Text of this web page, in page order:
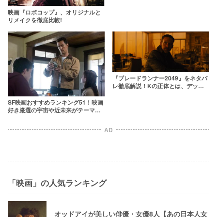
映画『ロボコップ』、オリジナルと
リメイクを徹底比較!
SF映画おすすめランキング51！映画
好き厳選の宇宙や近未来がテーマの
『ブレードランナー2049』をネタバ
レ徹底解説！Kの正体とは、デッカ
AD
「映画」の人気ランキング
オッドアイが美しい俳優・女優8人【あの日本人女